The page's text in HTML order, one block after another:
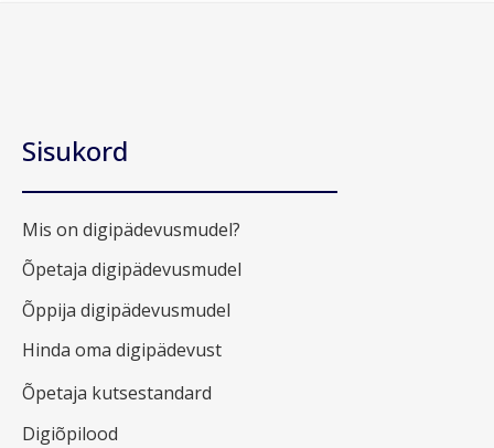
Sisukord
Mis on digipädevusmudel?
Õpetaja digipädevusmudel
Õppija digipädevusmudel
Hinda oma digipädevust
Õpetaja kutsestandard
Digiõpilood